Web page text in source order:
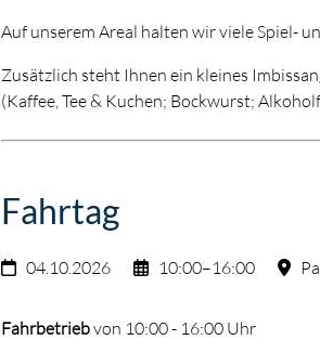
Auf unserem Areal halten wir viele Spiel-
Zusätzlich steht Ihnen ein kleines
(Kaffee, Tee & Kuchen; Bockwurst;
Fahrtag
04.10.2026 10:00–16:00
Fahrbetriebvon 10:00 - 16:00 Uhr